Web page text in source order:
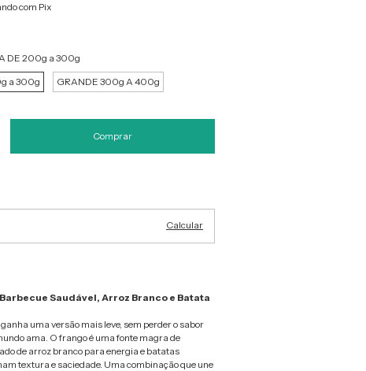
com Pix
DE 200g a 300g
a 300g
GRANDE 300g A 400g
Calcular
Saudável, Arroz Branco e Batata
uma versão mais leve, sem perder o sabor
ama. O frango é uma fonte magra de
de arroz branco para energia e batatas
textura e saciedade. Uma combinação que une